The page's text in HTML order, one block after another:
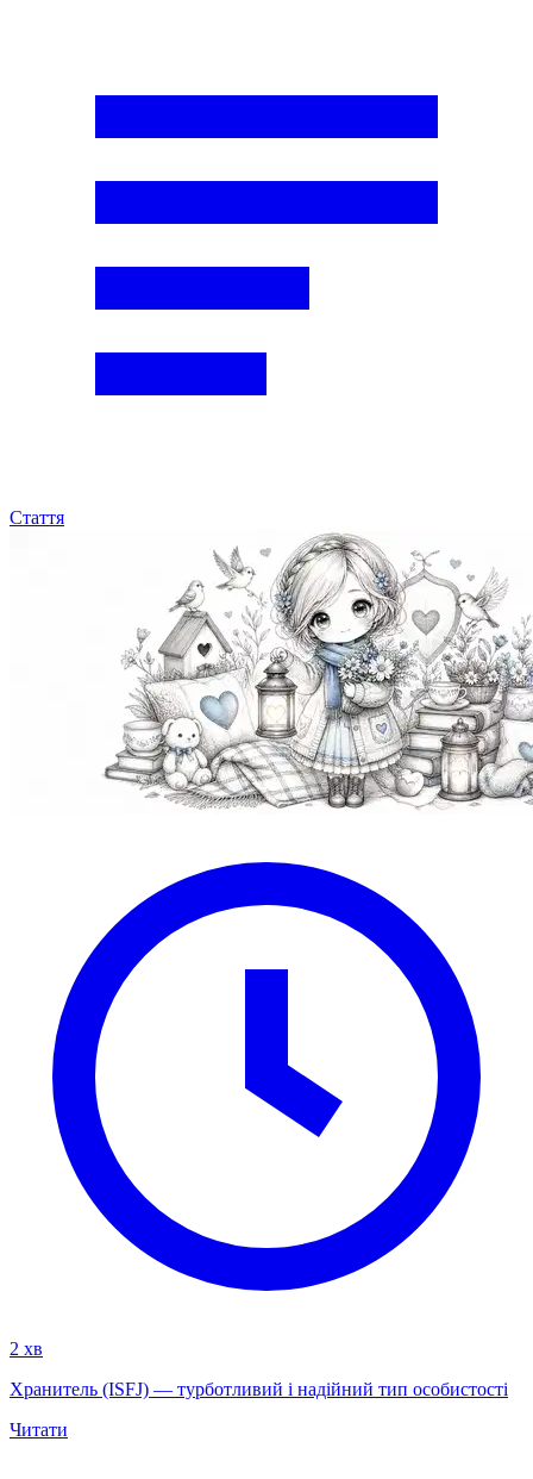
Стаття
2 хв
Хранитель (ISFJ) — турботливий і надійний тип особистості
Читати